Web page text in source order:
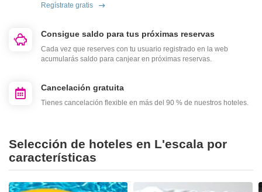
Regístrate gratis
Consigue saldo para tus próximas reservas
Cada vez que reserves con tu usuario registrado en la web
acumularás saldo para canjear en próximas reservas.
Cancelación gratuita
Tienes cancelación flexible en más del 90 % de nuestros hoteles.
Selección de hoteles en L'escala por
características